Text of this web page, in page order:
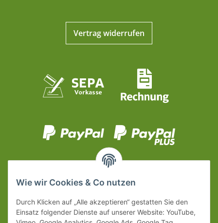
Vertrag widerrufen
Wie wir Cookies & Co nutzen
Durch Klicken auf „Alle akzeptieren“ gestatten Sie den
Einsatz folgender Dienste auf unserer Website: YouTube,